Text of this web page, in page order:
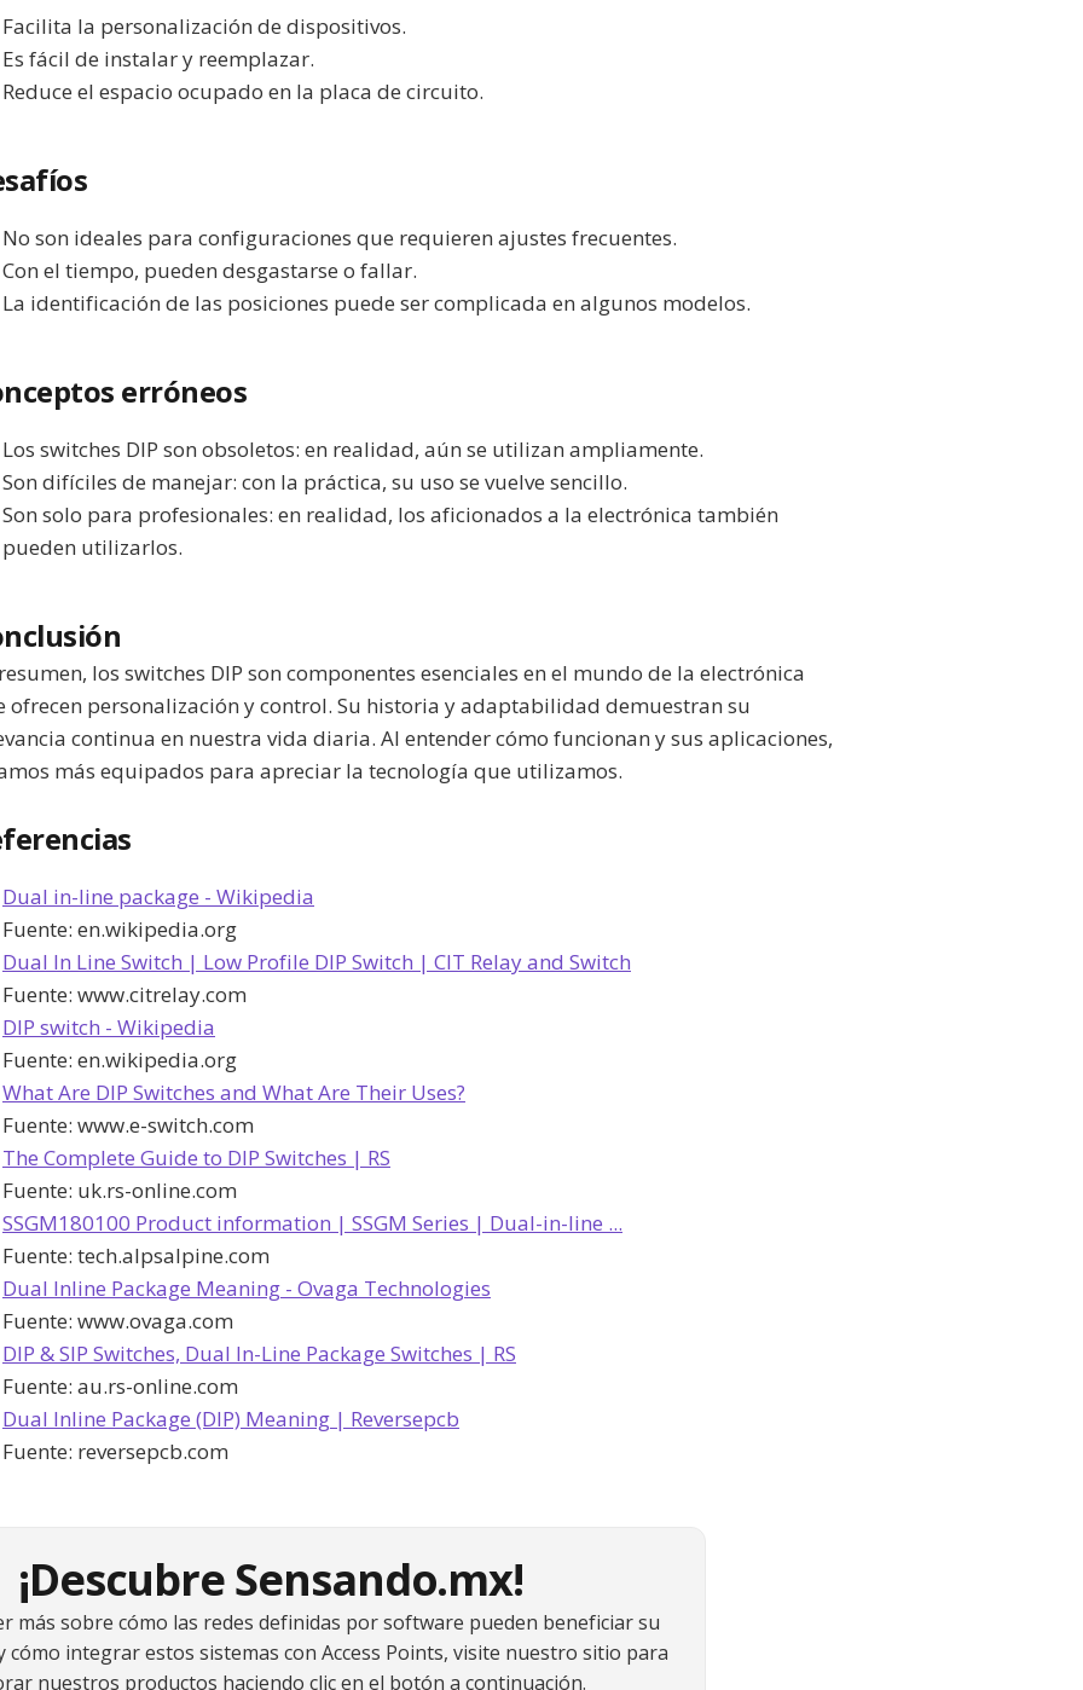
Facilita la personalización de dispositivos.
Es fácil de instalar y reemplazar.
Reduce el espacio ocupado en la placa de circuito.
No son ideales para configuraciones que requieren ajustes frecuentes.
Con el tiempo, pueden desgastarse o fallar.
La identificación de las posiciones puede ser complicada en algunos modelos.
erróneos
Los switches DIP son obsoletos: en realidad, aún se utilizan ampliamente.
Son difíciles de manejar: con la práctica, su uso se vuelve sencillo.
Son solo para profesionales: en realidad, los aficionados a la electrónica también
pueden utilizarlos.
los switches DIP son componentes esenciales en el mundo de la electrónica
ofrecen personalización y control. Su historia y adaptabilidad demuestran su
continua en nuestra vida diaria. Al entender cómo funcionan y sus aplicaciones,
más equipados para apreciar la tecnología que utilizamos.
Dual in-line package - Wikipedia
Fuente: en.wikipedia.org
Dual In Line Switch | Low Profile DIP Switch | CIT Relay and Switch
Fuente: www.citrelay.com
DIP switch - Wikipedia
Fuente: en.wikipedia.org
What Are DIP Switches and What Are Their Uses?
Fuente: www.e-switch.com
The Complete Guide to DIP Switches | RS
Fuente: uk.rs-online.com
SSGM180100 Product information | SSGM Series | Dual-in-line ...
Fuente: tech.alpsalpine.com
Dual Inline Package Meaning - Ovaga Technologies
Fuente: www.ovaga.com
DIP & SIP Switches, Dual In-Line Package Switches | RS
Fuente: au.rs-online.com
Dual Inline Package (DIP) Meaning | Reversepcb
Fuente: reversepcb.com
¡Descubre Sensando.mx!
más sobre cómo las redes definidas por software pueden beneficiar su
cómo integrar estos sistemas con Access Points, visite nuestro sitio para
nuestros productos haciendo clic en el botón a continuación.